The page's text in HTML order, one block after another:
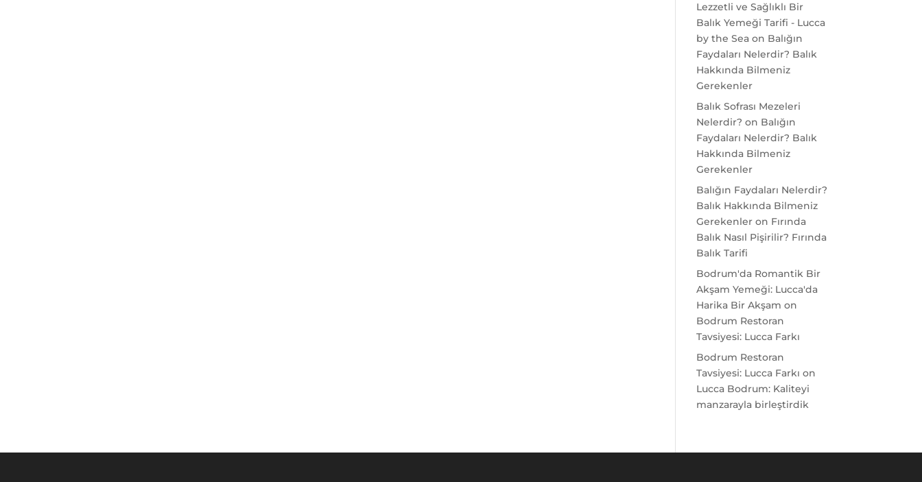
Lezzetli ve Sağlıklı Bir
Balık Yemeği Tarifi - Lucca
by the Sea on Balığın
Faydaları Nelerdir? Balık
Hakkında Bilmeniz
Gerekenler
Balık Sofrası Mezeleri
Nelerdir? on Balığın
Faydaları Nelerdir? Balık
Hakkında Bilmeniz
Gerekenler
Balığın Faydaları Nelerdir?
Balık Hakkında Bilmeniz
Gerekenler on Fırında
Balık Nasıl Pişirilir? Fırında
Balık Tarifi
Bodrum'da Romantik Bir
Akşam Yemeği: Lucca'da
Harika Bir Akşam on
Bodrum Restoran
Tavsiyesi: Lucca Farkı
Bodrum Restoran
Tavsiyesi: Lucca Farkı on
Lucca Bodrum: Kaliteyi
manzarayla birleştirdik